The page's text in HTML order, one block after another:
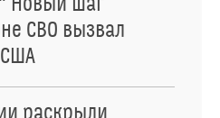
СВО вызвал
США